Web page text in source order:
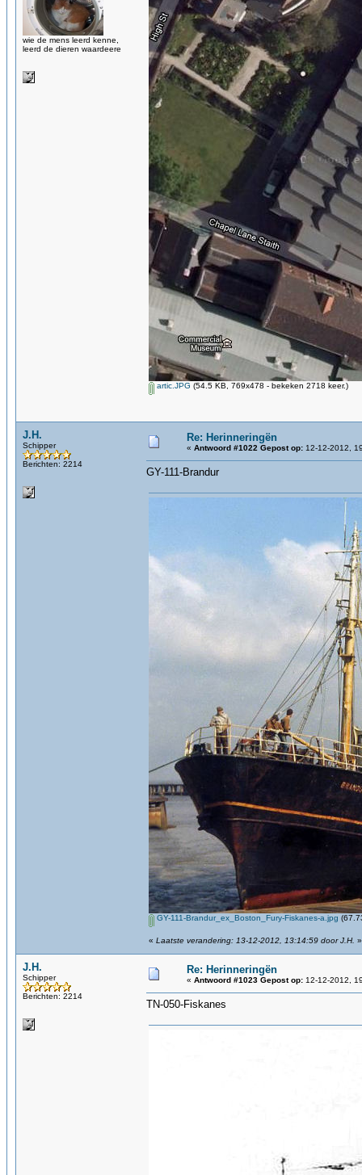
wie de mens leerd kenne,
leerd de dieren waardeere
artic.JPG (54.5 KB, 769x478 - bekeken 2718 keer.)
J.H.
Schipper
Berichten: 2214
Re: Herinneringën
« Antwoord #1022 Gepost op: 12-12-2012,
GY-111-Brandur
GY-111-Brandur_ex_Boston_Fury-Fiskanes-a.jpg
« Laatste verandering: 13-12-2012, 13:14:59 door J.H. »
J.H.
Schipper
Berichten: 2214
Re: Herinneringën
« Antwoord #1023 Gepost op: 12-12-2012,
TN-050-Fiskanes